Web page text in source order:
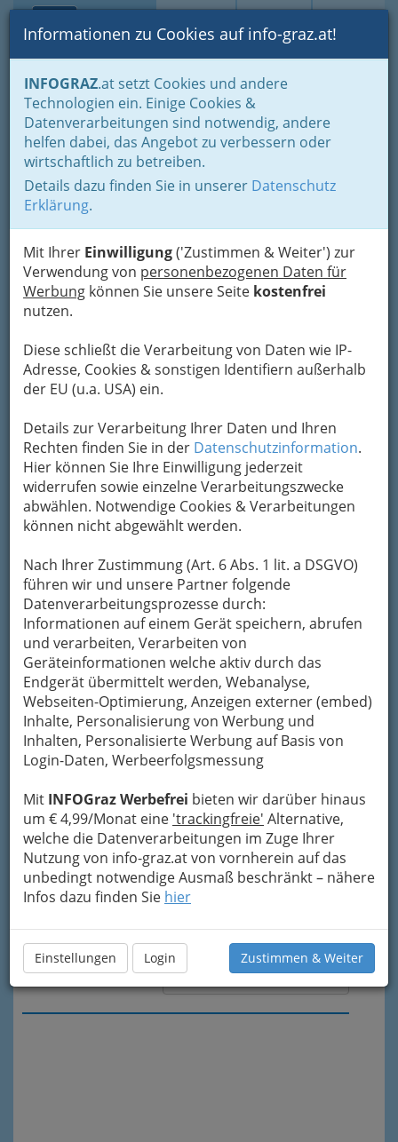
Suche Login Toggle
Informationen zu Cookies auf info-graz.at!
INFOGRAZ.at setzt Cookies und andere
Technologien ein. Einige Cookies &
Datenverarbeitungen sind notwendig, andere
helfen dabei, das Angebot zu verbessern oder
wirtschaftlich zu betreiben.
Details dazu finden Sie in unserer Datenschutz
Erklärung.
Mit Ihrer Einwilligung('Zustimmen & Weiter') zur
Verwendung von personenbezogenen Daten für
Werbung können Sie unsere Seite kostenfrei
nutzen.
Diese schließt die Verarbeitung von Daten wie IP-
Adresse, Cookies & sonstigen Identifiern außerhalb
der EU (u.a. USA) ein.
Details zur Verarbeitung Ihrer Daten und Ihren
Rechten finden Sie in der Datenschutzinformation.
Hier können Sie Ihre Einwilligung jederzeit
widerrufen sowie einzelne Verarbeitungszwecke
abwählen. Notwendige Cookies & Verarbeitungen
können nicht abgewählt werden.
Nach Ihrer Zustimmung (Art. 6 Abs. 1 lit. a DSGVO)
führen wir und unsere Partner folgende
Datenverarbeitungsprozesse durch:
Informationen auf einem Gerät speichern, abrufen
und verarbeiten, Verarbeiten von
Geräteinformationen welche aktiv durch das
Endgerät übermittelt werden, Webanalyse,
Webseiten-Optimierung, Anzeigen externer (embed)
Inhalte, Personalisierung von Werbung und
Inhalten, Personalisierte Werbung auf Basis von
Login-Daten, Werbeerfolgsmessung
Mit INFOGraz Werbefrei bieten wir darüber hinaus
um € 4,99/Monat eine 'trackingfreie' Alternative,
welche die Datenverarbeitungen im Zuge Ihrer
Nutzung von info-graz.at von vornherein auf das
unbedingt notwendige Ausmaß beschränkt – nähere
Infos dazu finden Sie hier
Einstellungen Login Zustimmen & Weiter
Home Gastronomie
Beisln, Bars, Pubs & Wein
Studentenlokale
USZ-Restaurant
Max-Mell-Allee 11, 8010 Graz
+43 316 321 474
+43 316 712 710
Karte
Adresse mit Google Maps anschauen
Um die Info-Graz Firmenvor Spam-Mails zu
bewahren, verwenden wir an dieser Stelle zur
Übermittlung Ihrer Nachricht ein sicheres
Formular. Ihre Nachricht wird nach dem
Absenden umgehend per Mail an das
Unternehmen USZ-Restaurant weitergeleitet.
Mein Name
Meine Email Adresse
Mein Betreff
Meine Nachricht
Meine Nachricht senden